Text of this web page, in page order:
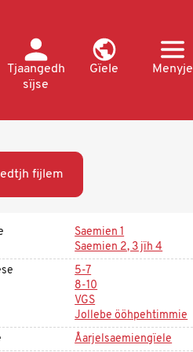
Tjaangedh
sïjse
Gïele Menyje
fijlem
Saemien 1
Saemien 2, 3 jïh 4
5-7
8-10
VGS
Jollebe ööhpehtimmie
Åarjelsaemiengïele